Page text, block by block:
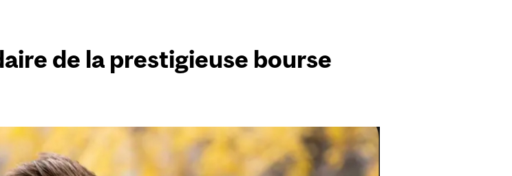
de la prestigieuse bourse